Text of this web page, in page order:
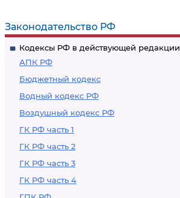
Законодательство РФ
Кодексы РФ в действующей редакции
АПК РФ
Бюджетный кодекс
Водный кодекс РФ
Воздушный кодекс РФ
ГК РФ часть 1
ГК РФ часть 2
ГК РФ часть 3
ГК РФ часть 4